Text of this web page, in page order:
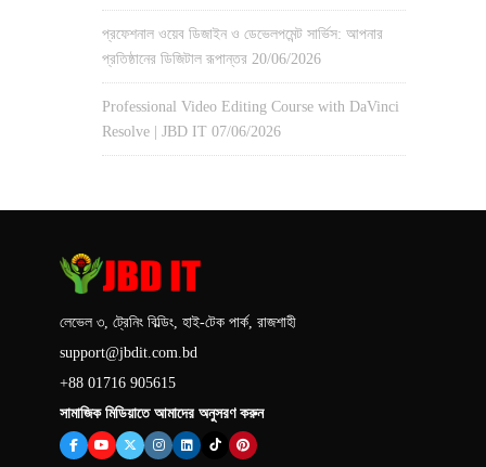
প্রফেশনাল ওয়েব ডিজাইন ও ডেভেলপমেন্ট সার্ভিস: আপনার
প্রতিষ্ঠানের ডিজিটাল রূপান্তর 20/06/2026
Professional Video Editing Course with DaVinci
Resolve | JBD IT 07/06/2026
লেভেল ৩, ট্রেনিং বিল্ডিং, হাই-টেক পার্ক, রাজশাহী
support@jbdit.com.bd
+88 01716 905615
সামাজিক মিডিয়াতে আমাদের অনুসরণ করুন